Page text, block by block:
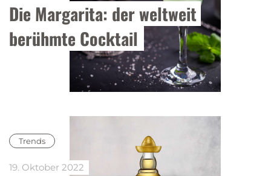
Die Margarita: der weltweit
berühmte Cocktail
Trends
19. Oktober 2022